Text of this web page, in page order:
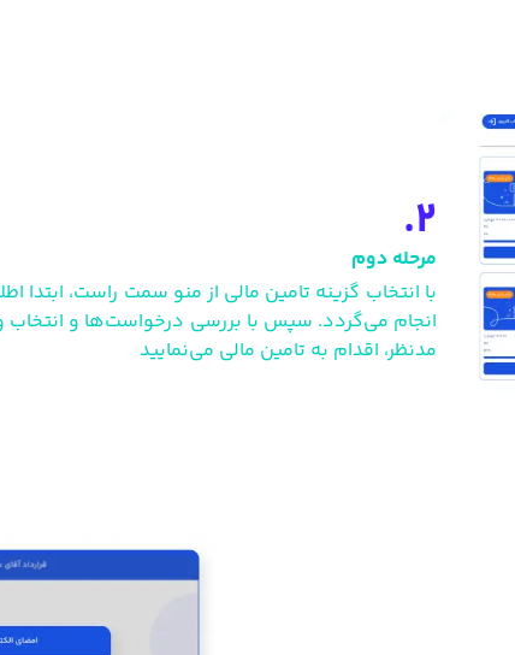
2.
مرحله دوم
با انتخاب گزینه تامین مالی از منو سمت راست،
انجام می‌گردد. سپس با بررسی درخواست‌ها و انتخاب
مدنظر، اقدام به تامین مالی می‌نمایید